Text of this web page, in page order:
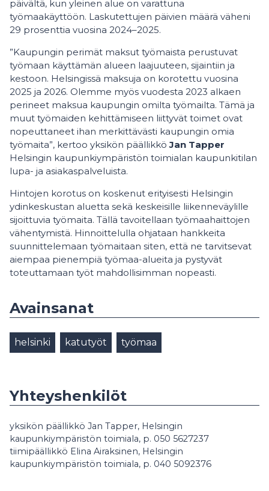
päivältä, kun yleinen alue on varattuna
työmaakäyttöön. Laskutettujen päivien määrä väheni
29 prosenttia vuosina 2024–2025.
”Kaupungin perimät maksut työmaista perustuvat
työmaan käyttämän alueen laajuuteen, sijaintiin ja
kestoon. Helsingissä maksuja on korotettu vuosina
2025 ja 2026. Olemme myös vuodesta 2023 alkaen
perineet maksua kaupungin omilta työmailta. Tämä ja
muut työmaiden kehittämiseen liittyvät toimet ovat
nopeuttaneet ihan merkittävästi kaupungin omia
työmaita”, kertoo yksikön päällikköJan Tapper
Helsingin kaupunkiympäristön toimialan kaupunkitilan
lupa- ja asiakaspalveluista.
Hintojen korotus on koskenut erityisesti Helsingin
ydinkeskustan aluetta sekä keskeisille liikenneväylille
sijoittuvia työmaita. Tällä tavoitellaan työmaahaittojen
vähentymistä. Hinnoittelulla ohjataan hankkeita
suunnittelemaan työmaitaan siten, että ne tarvitsevat
aiempaa pienempiä työmaa-alueita ja pystyvät
toteuttamaan työt mahdollisimman nopeasti.
Avainsanat
helsinki katutyöt työmaa
Yhteyshenkilöt
yksikön päällikkö Jan Tapper, Helsingin
kaupunkiympäristön toimiala, p. 050 5627237
tiimipäällikkö Elina Airaksinen, Helsingin
kaupunkiympäristön toimiala, p. 040 5092376